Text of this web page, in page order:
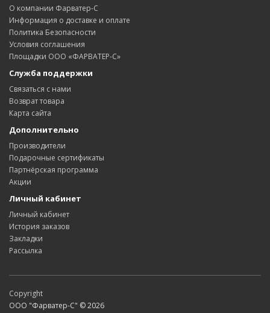
О компании Фарватер-С
Информация о доставке и оплате
Политика Безопасности
Условия соглашения
Площадки ООО «ФАРВАТЕР-С»
Служба поддержки
Связаться с нами
Возврат товара
Карта сайта
Дополнительно
Производители
Подарочные сертификаты
Партнёрская программа
Акции
Личный кабинет
Личный кабинет
История заказов
Закладки
Рассылка
Copyright
ООО "Фарватер-С" © 2026